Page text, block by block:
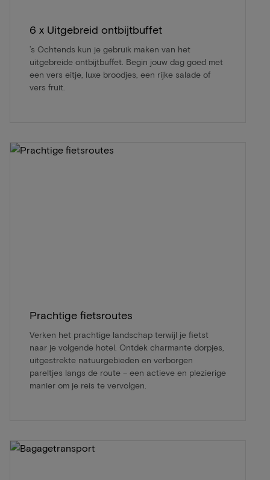
6 x Uitgebreid ontbijtbuffet
’s Ochtends kun je gebruik maken van het
uitgebreide ontbijtbuffet. Begin jouw dag goed met
een vers eitje, luxe broodjes, een rijke salade of
vers fruit.
Prachtige fietsroutes
Verken het prachtige landschap terwijl je fietst
naar je volgende hotel. Ontdek charmante dorpjes,
uitgestrekte natuurgebieden en verborgen
pareltjes langs de route – een actieve en plezierige
manier om je reis te vervolgen.